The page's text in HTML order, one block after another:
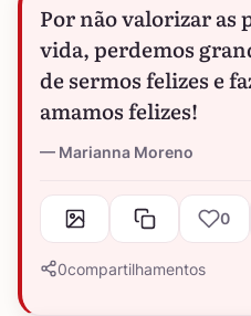
Por não valorizar as
vida, perdemos
de sermos felizes e
amamos felizes!
Marianna Moreno
0
0compartilhamentos